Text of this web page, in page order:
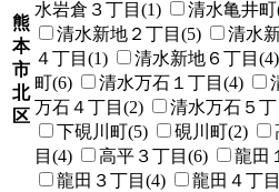
熊
本
市
北
区
水岩倉３丁目(1)
清水亀井町
清水新地２丁目(5)
清水
４丁目(1)
清水新地６丁目(4)
町(6)
清水万石１丁目(4)
万石４丁目(2)
清水万石５
下硯川町(5)
硯川町(2)
目(4)
高平３丁目(6) 龍田
龍田３丁目(4)
龍田４丁